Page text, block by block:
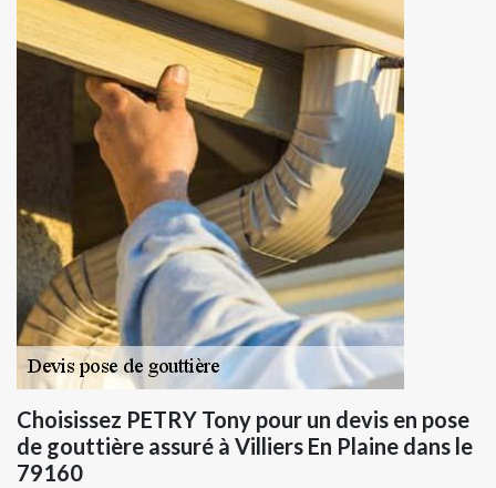
Choisissez PETRY Tony pour un devis en pose
de gouttière assuré à Villiers En Plaine dans le
79160